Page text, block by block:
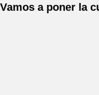
Vamos a poner la